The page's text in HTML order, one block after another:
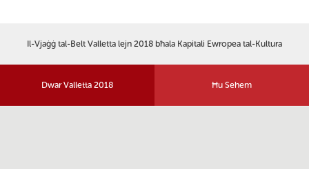
Il-Vjaġġ tal-Belt Valletta lejn 2018 bħala Kapitali Ewropea tal-Kultura
Dwar Valletta 2018 Ħu Sehem